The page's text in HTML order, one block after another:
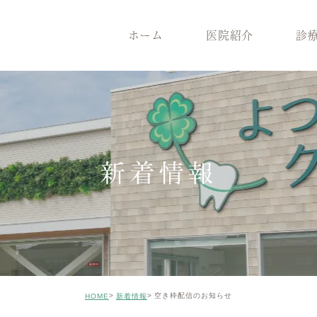
ホーム 医院紹介
院長紹介
医院コンセプト クリニックの特徴
設備機器 症例のご紹介
診
診療案内 一般歯
根管治療 インプ
メンテナンス 審美治
矯正歯科 小児歯
ホワイトニング ICON
親知らずの抜歯
新着情報
HOME 新着情報 空き枠配信のお知らせ